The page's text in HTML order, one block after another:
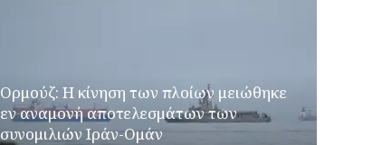
Ορμούζ: Η κίνηση των πλοίων μειώθηκε
εν αναμονή αποτελεσμάτων των
συνομιλιών Ιράν-Ομάν